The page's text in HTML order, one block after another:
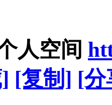
人空间
[复制] [分